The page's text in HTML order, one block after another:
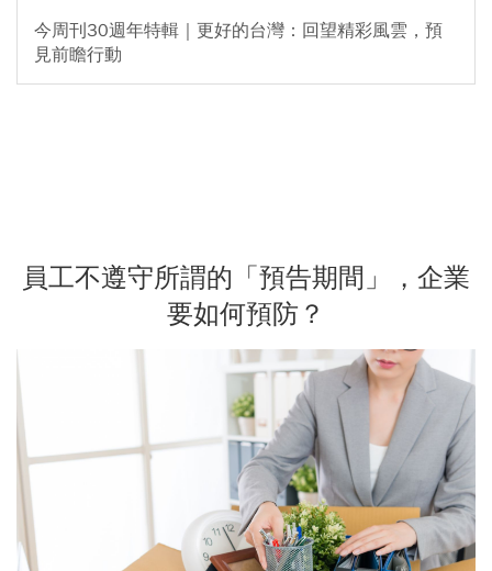
今周刊30週年特輯｜更好的台灣：回望精彩風雲，預
見前瞻行動
員工不遵守所謂的「預告期間」，企業
要如何預防？